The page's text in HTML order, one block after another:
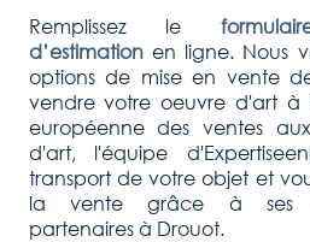
Remplissez le
d’estimation en ligne. Nous
options de mise en vente
vendre votre oeuvre d'art à
européenne des ventes
d'art, l'équipe
transport de votre objet et
la vente grâce à ses
partenaires à Drouot.